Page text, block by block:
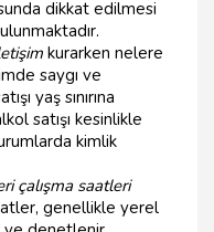
dikkat edilmesi
kurarken nelere
saygı ve
yaş sınırına
satışı kesinlikle
kimlik
çalışma saatleri
genellikle yerel